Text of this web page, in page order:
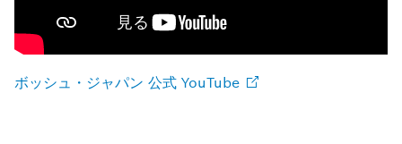
ボッシュ・ジャパン 公式 YouTube